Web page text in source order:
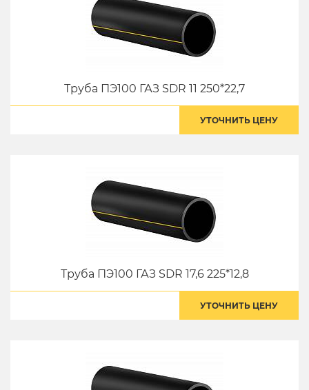
Труба ПЭ100 ГАЗ SDR 11 250*22,7
УТОЧНИТЬ ЦЕНУ
Труба ПЭ100 ГАЗ SDR 17,6 225*12,8
УТОЧНИТЬ ЦЕНУ